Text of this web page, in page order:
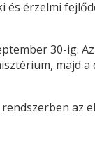
és érzelmi
30-ig.
majd
az